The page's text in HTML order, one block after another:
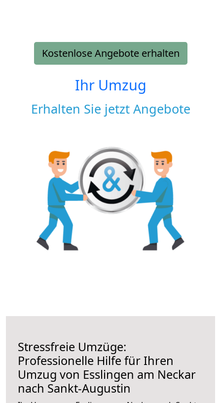
Kostenlose Angebote erhalten
Ihr Umzug
Erhalten Sie jetzt Angebote
Stressfreie Umzüge:
Professionelle Hilfe für Ihren
Umzug von Esslingen am Neckar
nach Sankt-Augustin